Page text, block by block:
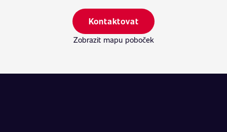
Kontaktovat
Zobrazit mapu poboček